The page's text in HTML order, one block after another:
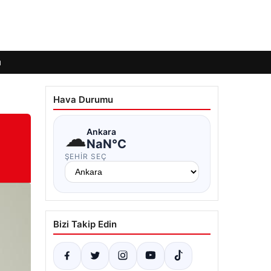
Hava Durumu
☁Ankara
NaN°C
ŞEHIR SEÇ
Bizi Takip Edin